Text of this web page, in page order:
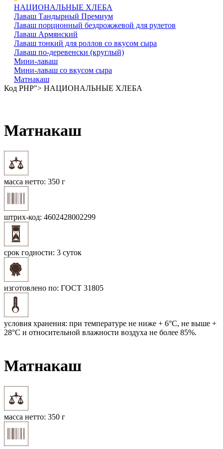
НАЦИОНАЛЬНЫЕ ХЛЕБА
Лаваш Тандырный Премиум
Лаваш порционный бездрожжевой для рулетов
Лаваш Армянский
Лаваш тонкий для роллов со вкусом сыра
Лаваш по-деревенски (круглый)
Мини-лаваш
Мини-лаваш со вкусом сыра
Матнакаш
Код PHP"> НАЦИОНАЛЬНЫЕ ХЛЕБА
Матнакаш
масса нетто: 350 г
штрих-код: 4602428002299
срок годности: 3 суток
изготовлено по: ГОСТ 31805
условия хранения: при температуре не ниже + 6°C, не выше +
28°C и относительной влажности воздуха не более 85%.
Матнакаш
масса нетто: 350 г